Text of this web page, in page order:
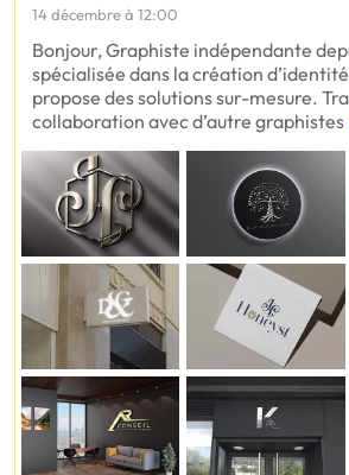
14 décembre à 12:00
Bonjour, Graphiste indépendante
spécialisée dans la création
propose des solutions sur-mesure.
collaboration avec d’autre graphistes